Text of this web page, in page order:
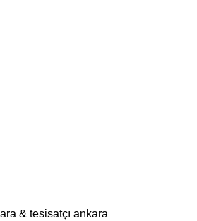
& tesisatçı ankara